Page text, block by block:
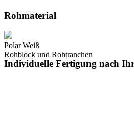
Rohmaterial
Polar Weiß
Rohblock und Rohtranchen
Individuelle Fertigung nach